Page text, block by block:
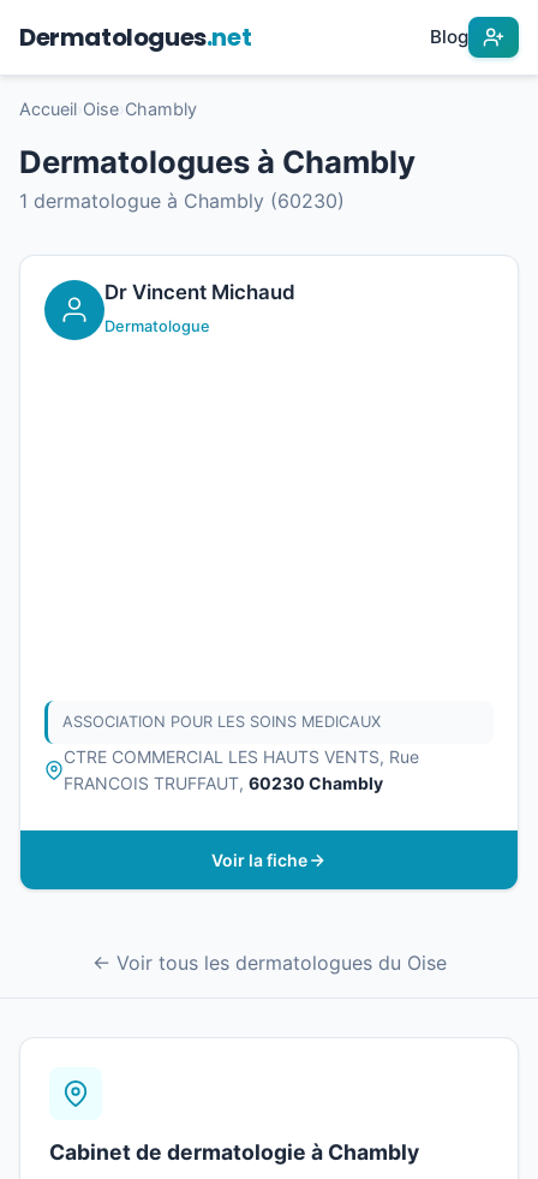
Dermatologues.net Blog
Accueil Oise Chambly
Dermatologues à Chambly
1 dermatologue à Chambly (60230)
Dr Vincent Michaud
Dermatologue
ASSOCIATION POUR LES SOINS MEDICAUX
CTRE COMMERCIAL LES HAUTS VENTS, Rue
FRANCOIS TRUFFAUT, 60230 Chambly
Voir la fiche
← Voir tous les dermatologues du Oise
Cabinet de dermatologie à Chambly